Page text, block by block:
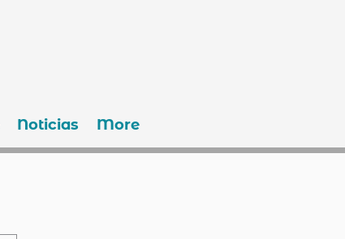
Noticias More